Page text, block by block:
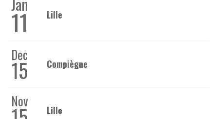
11 Lille
Dec
15 Compiègne
Nov
Lille